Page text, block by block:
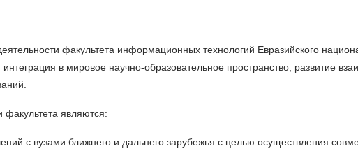
факультета информационных технологий Евразийского
в мировое научно-образовательное пространство, развитие
являются:
с вузами ближнего и дальнего зарубежья с целью осуществления